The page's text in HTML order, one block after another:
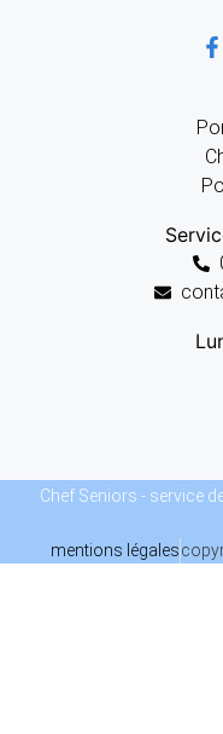
Chef Seniors - service
mentions légales